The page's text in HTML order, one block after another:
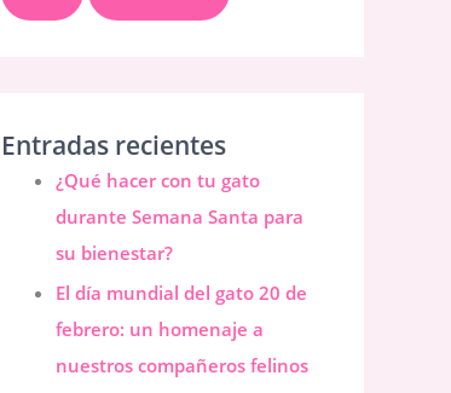
s
p
Entradas recientes
¿Qué hacer con tu gato
durante Semana Santa para
su bienestar?
El día mundial del gato 20 de
febrero: un homenaje a
nuestros compañeros felinos